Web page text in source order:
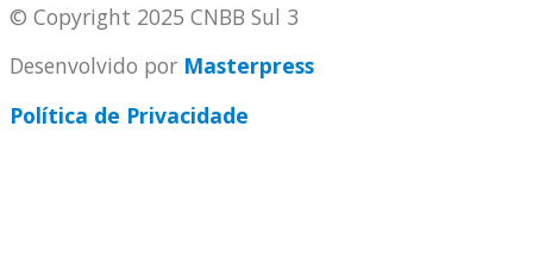
© Copyright 2025 CNBB Sul 3
Desenvolvido por Masterpress
Política de Privacidade